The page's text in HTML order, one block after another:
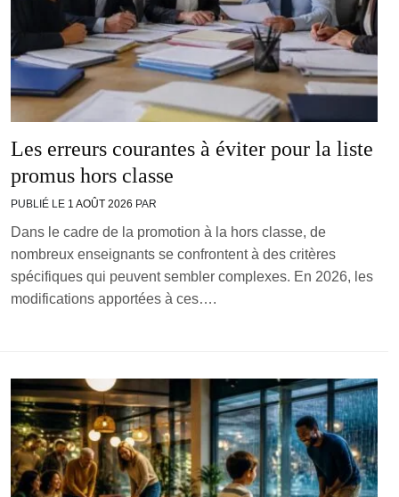
Les erreurs courantes à éviter pour la liste
promus hors classe
PUBLIÉ LE 1 AOÛT 2026 PAR
Dans le cadre de la promotion à la hors classe, de
nombreux enseignants se confrontent à des critères
spécifiques qui peuvent sembler complexes. En 2026, les
modifications apportées à ces….